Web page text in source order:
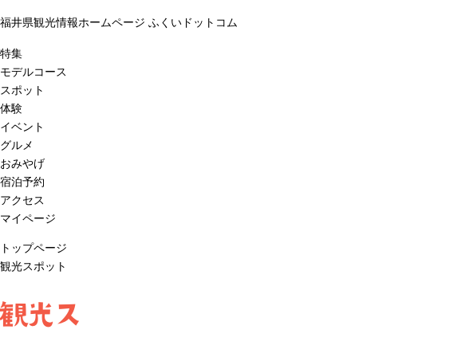
福井県観光情報ホームページ ふくいドットコム
特集
モデルコース
スポット
体験
イベント
グルメ
おみやげ
宿泊予約
アクセス
マイページ
トップページ
観光スポット
光ス